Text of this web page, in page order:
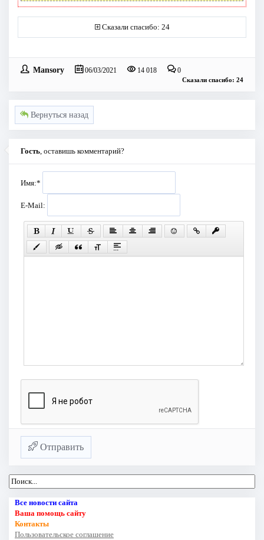
Сказали спасибо: 24
Mansory 06/03/2021 14 018 0
Сказали спасибо: 24
Вернуться назад
Гость, оставишь комментарий?
Имя:*
E-Mail:
Отправить
Все новости сайта
Ваша помощь сайту
Контакты
Пользовательское соглашение